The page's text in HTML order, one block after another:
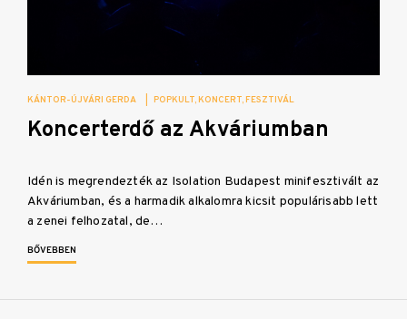
KÁNTOR-ÚJVÁRI GERDA POPKULT KONCERT FESZTIVÁL
Koncerterdő az Akváriumban
Idén is megrendezték az Isolation Budapest minifesztivált az
Akváriumban, és a harmadik alkalomra kicsit populárisabb lett
a zenei felhozatal, de…
BŐVEBBEN